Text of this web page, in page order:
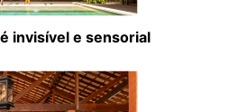
invisível e sensorial